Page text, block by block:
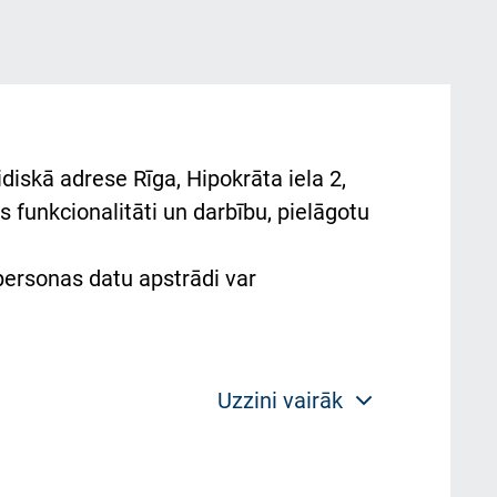
adrese Rīga, Hipokrāta iela 2,
funkcionalitāti un darbību, pielāgotu
datu apstrādi var
Uzzini vairāk